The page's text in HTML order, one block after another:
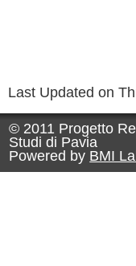
Last Updated on
© 2011 Progetto
Studi di Pavia
Powered by BMI